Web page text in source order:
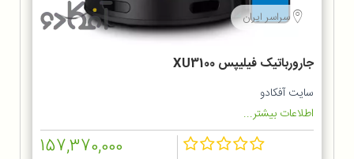
سراسر ایران
جارورباتیک فیلیپس XU3100
سایت آفکادو
اطلاعات بیشتر...
157,370,000